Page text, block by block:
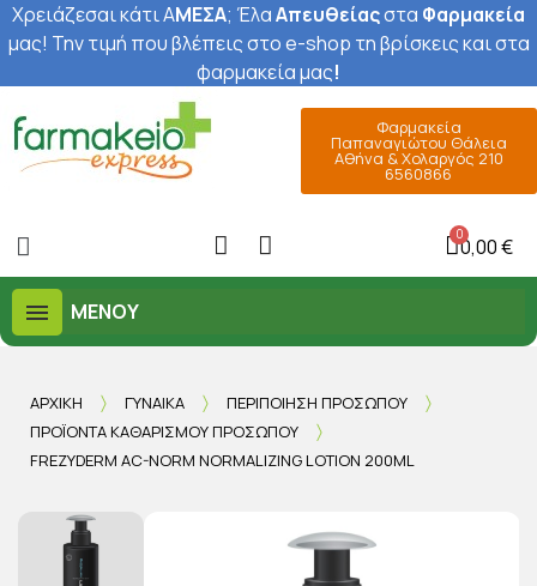
Χρειάζεσαι κάτι ΑΜΕΣΑ; ΈλαΑπευθείαςστα Φαρμακεία
μας! Την τιμή που βλέπεις στο e-shop τη βρίσκεις και στα
φαρμακεία μας!
Φαρμακεία
Παπαναγιώτου Θάλεια
Αθήνα & Χολαργός 210
6560866
0,00 €
ΜΕΝΟΎ
ΑΡΧΙΚΉ ΓΥΝΑΊΚΑ
ΠΕΡΙΠΟΊΗΣΗ ΠΡΟΣΏΠΟΥ
ΠΡΟΪΌΝΤΑ ΚΑΘΑΡΙΣΜΟΎ ΠΡΟΣΏΠΟΥ
FREZYDERM AC-NORM NORMALIZING LOTION 200ML